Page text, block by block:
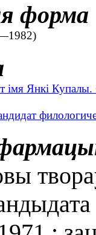
форма
імя Янкі Купалы.